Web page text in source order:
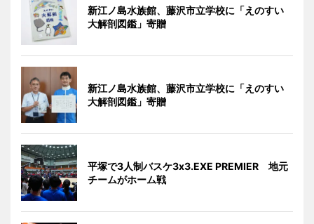
新江ノ島水族館、藤沢市立学校に「えのすい
大解剖図鑑」寄贈
新江ノ島水族館、藤沢市立学校に「えのすい
大解剖図鑑」寄贈
平塚で3人制バスケ3x3.EXE PREMIER 地元
チームがホーム戦